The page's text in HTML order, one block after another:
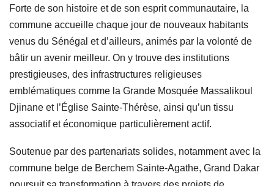
Forte de son histoire et de son esprit communautaire, la
commune accueille chaque jour de nouveaux habitants
venus du Sénégal et d’ailleurs, animés par la volonté de
bâtir un avenir meilleur. On y trouve des institutions
prestigieuses, des infrastructures religieuses
emblématiques comme la Grande Mosquée Massalikoul
Djinane et l’Église Sainte-Thérèse, ainsi qu’un tissu
associatif et économique particulièrement actif.
Soutenue par des partenariats solides, notamment avec la
commune belge de Berchem Sainte-Agathe, Grand Dakar